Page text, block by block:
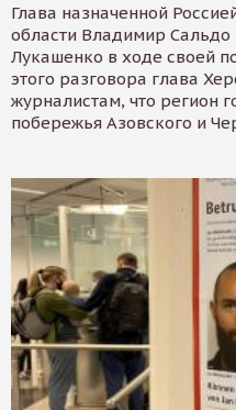
Глава назначенной
области Владимир Сальдо
Лукашенко в ходе своей
этого разговора глава
журналистам, что регион
побережья Азовского и